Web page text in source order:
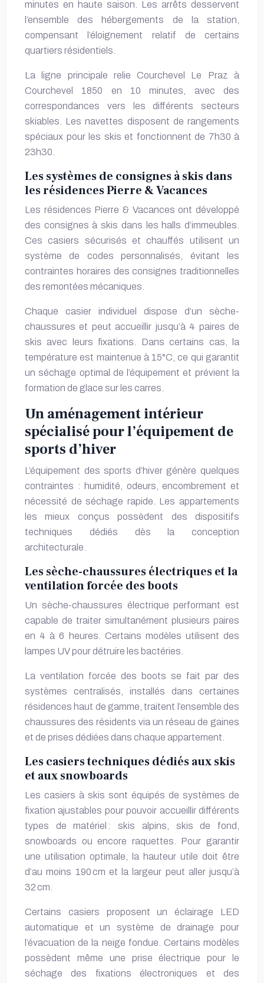
minutes en haute saison. Les arrêts desservent
l’ensemble des hébergements de la station,
compensant l’éloignement relatif de certains
quartiers résidentiels.
La ligne principale relie Courchevel Le Praz à
Courchevel 1850 en 10 minutes, avec des
correspondances vers les différents secteurs
skiables. Les navettes disposent de rangements
spéciaux pour les skis et fonctionnent de 7h30 à
23h30.
Les systèmes de consignes à skis dans
les résidences Pierre & Vacances
Les résidences Pierre & Vacances ont développé
des consignes à skis dans les halls d’immeubles.
Ces casiers sécurisés et chauffés utilisent un
système de codes personnalisés, évitant les
contraintes horaires des consignes traditionnelles
des remontées mécaniques.
Chaque casier individuel dispose d’un sèche-
chaussures et peut accueillir jusqu’à 4 paires de
skis avec leurs fixations. Dans certains cas, la
température est maintenue à 15°C, ce qui garantit
un séchage optimal de l’équipement et prévient la
formation de glace sur les carres.
Un aménagement intérieur
spécialisé pour l’équipement de
sports d’hiver
L’équipement des sports d’hiver génère quelques
contraintes : humidité, odeurs, encombrement et
nécessité de séchage rapide. Les appartements
les mieux conçus possèdent des dispositifs
techniques dédiés dès la conception
architecturale.
Les sèche-chaussures électriques et la
ventilation forcée des boots
Un sèche-chaussures électrique performant est
capable de traiter simultanément plusieurs paires
en 4 à 6 heures. Certains modèles utilisent des
lampes UV pour détruire les bactéries.
La ventilation forcée des boots se fait par des
systèmes centralisés, installés dans certaines
résidences haut de gamme, traitent l’ensemble des
chaussures des résidents via un réseau de gaines
et de prises dédiées dans chaque appartement.
Les casiers techniques dédiés aux skis
et aux snowboards
Les casiers à skis sont équipés de systèmes de
fixation ajustables pour pouvoir accueillir différents
types de matériel : skis alpins, skis de fond,
snowboards ou encore raquettes. Pour garantir
une utilisation optimale, la hauteur utile doit être
d’au moins 190 cm et la largeur peut aller jusqu’à
32 cm.
Certains casiers proposent un éclairage LED
automatique et un système de drainage pour
l’évacuation de la neige fondue. Certains modèles
possèdent même une prise électrique pour le
séchage des fixations électroniques et des